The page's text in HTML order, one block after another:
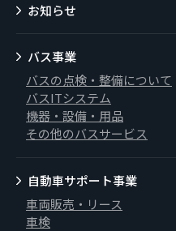
お知らせ
バス事業
バスの点検・整備について
バスITシステム
機器・設備・用品
その他のバスサービス
自動車サポート事業
車両販売・リース
車検